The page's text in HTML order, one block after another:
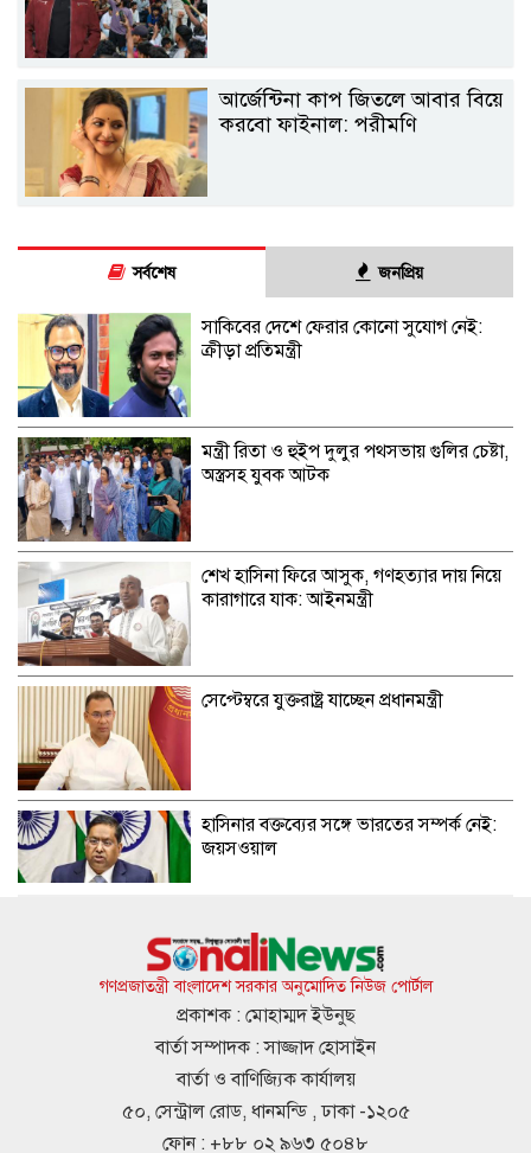
আর্জেন্টিনা কাপ জিতলে আবার বিয়ে
করবো ফাইনাল: পরীমণি
সর্বশেষ জনপ্রিয়
সাকিবের দেশে ফেরার কোনো সুযোগ নেই:
ক্রীড়া প্রতিমন্ত্রী
মন্ত্রী রিতা ও হুইপ দুলুর পথসভায় গুলির চেষ্টা,
অস্ত্রসহ যুবক আটক
শেখ হাসিনা ফিরে আসুক, গণহত্যার দায় নিয়ে
কারাগারে যাক: আইনমন্ত্রী
সেপ্টেম্বরে যুক্তরাষ্ট্র যাচ্ছেন প্রধানমন্ত্রী
হাসিনার বক্তব্যের সঙ্গে ভারতের সম্পর্ক নেই:
জয়সওয়াল
লিবিয়ায় অপহৃত ১৩ বাংলাদেশি উদ্ধার
‘কিসের হাসিনা’, মাঝেমধ্যে আওয়াজ-টাওয়াজ
শোনা যায়: স্বরাষ্ট্রমন্ত্রী
গণপ্রজাতন্ত্রী বাংলাদেশ সরকার অনুমোদিত নিউজ পোর্টাল
প্রকাশক : মোহাম্মদ ইউনুছ
বার্তা সম্পাদক : সাজ্জাদ হোসাইন
বার্তা ও বাণিজ্যিক কার্যালয়
৫০, সেন্ট্রাল রোড, ধানমন্ডি , ঢাকা -১২০৫
ফোন : +৮৮ ০২ ৯৬৩ ৫০৪৮